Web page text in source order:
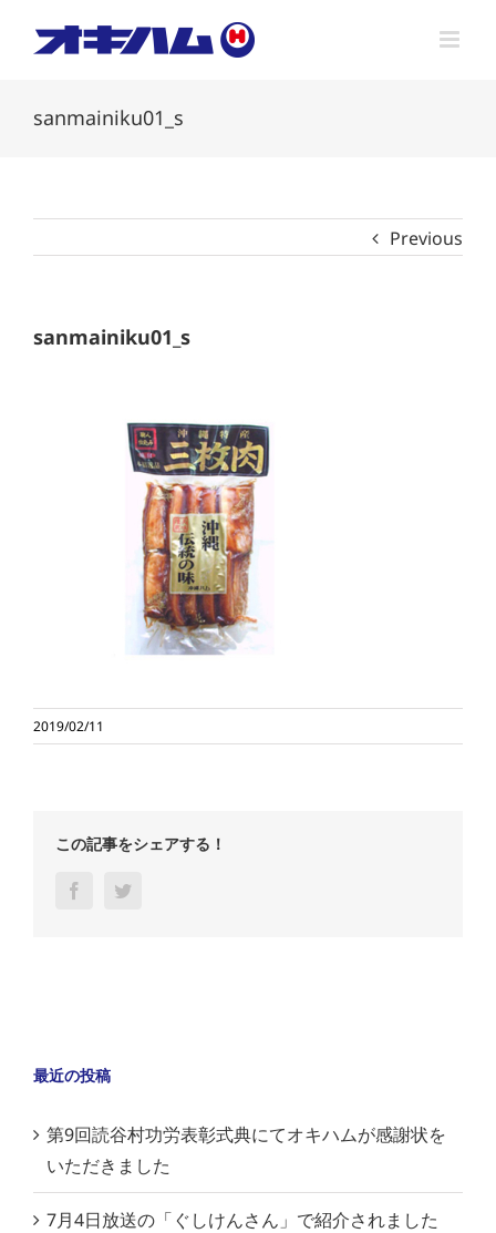
sanmainiku01_s
Previous
sanmainiku01_s
2019/02/11
この記事をシェアする！
Facebook
最近の投稿
第9回読谷村功労表彰式典にてオキハムが感謝状を
いただきました
7月4日放送の「ぐしけんさん」で紹介されました